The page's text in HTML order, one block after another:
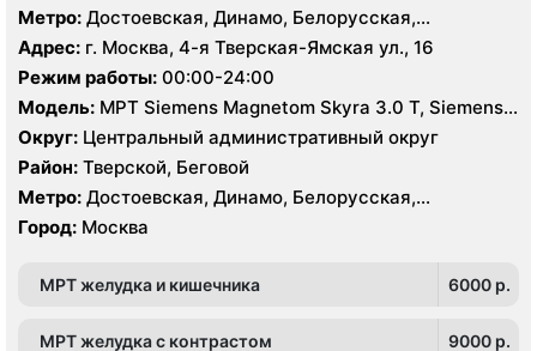
Метро: Достоевская, Динамо, Белорусская,
Маяковская, Менделеевская, Новослободская,
Пушкинская, Савеловская, Тверская, Трубная,
Чеховская
Адрес: г. Москва, 4-я Тверская-Ямская ул., 16
Режим работы: 00:00-24:00
Модель: МРТ Siemens Magnetom Skyra 3.0 Т, Siemens
Magnetom Aera 1.5 Т, GE Brivo MR 355 1.5 Т, КТ GE
Revolution CT ES 256 срезов, Siemens Somatom
Definition AS 128 срезов, УЗИ PHILIPS EPIQ 7, GE Logiq
9, Hitachi-Aloka Prosound Alpha7, GE LOGIQ S7
Округ: Центральный административный округ
Район: Тверской, Беговой
Метро: Достоевская, Динамо, Белорусская,
Маяковская, Менделеевская, Новослободская,
Пушкинская, Савеловская, Тверская, Трубная,
Город: Москва
МРТ желудка и кишечника 6000 p.
МРТ желудка с контрастом 9000 p.